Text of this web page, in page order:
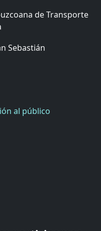
de Transporte
Sebastián
al público